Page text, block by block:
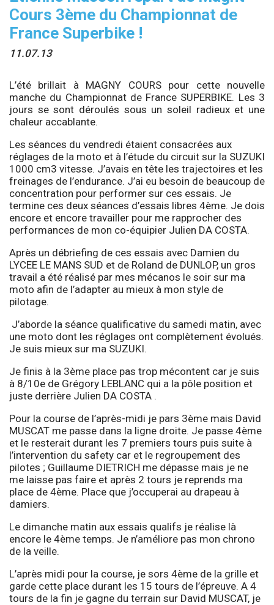
Cours 3ème du Championnat de
France Superbike !
11.07.13
L’été brillait à MAGNY COURS pour cette nouvelle
manche du Championnat de France SUPERBIKE. Les 3
jours se sont déroulés sous un soleil radieux et une
chaleur accablante.
Les séances du vendredi étaient consacrées aux
réglages de la moto et à l’étude du circuit sur la SUZUKI
1000 cm3 vitesse. J’avais en tête les trajectoires et les
freinages de l’endurance. J’ai eu besoin de beaucoup de
concentration pour performer sur ces essais. Je
termine ces deux séances d’essais libres 4ème. Je dois
encore et encore travailler pour me rapprocher des
performances de mon co-équipier Julien DA COSTA.
Après un débriefing de ces essais avec Damien du
LYCEE LE MANS SUD et de Roland de DUNLOP, un gros
travail a été réalisé par mes mécanos le soir sur ma
moto afin de l’adapter au mieux à mon style de
pilotage.
J’aborde la séance qualificative du samedi matin, avec
une moto dont les réglages ont complètement évolués.
Je suis mieux sur ma SUZUKI.
Je finis à la 3ème place pas trop mécontent car je suis
à 8/10e de Grégory LEBLANC qui a la pôle position et
juste derrière Julien DA COSTA .
Pour la course de l’après-midi je pars 3ème mais David
MUSCAT me passe dans la ligne droite. Je passe 4ème
et le resterait durant les 7 premiers tours puis suite à
l’intervention du safety car et le regroupement des
pilotes ; Guillaume DIETRICH me dépasse mais je ne
me laisse pas faire et après 2 tours je reprends ma
place de 4ème. Place que j’occuperai au drapeau à
damiers.
Le dimanche matin aux essais qualifs je réalise là
encore le 4ème temps. Je n’améliore pas mon chrono
de la veille.
L’après midi pour la course, je sors 4ème de la grille et
garde cette place durant les 15 tours de l’épreuve. A 4
tours de la fin je gagne du terrain sur David MUSCAT, je